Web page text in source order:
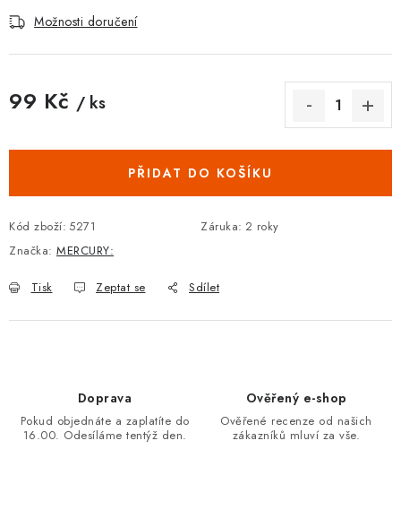
VRÁCENÍ ZBOŽÍ A REKLAMACE
Ochrana osobních údajů
Možnosti doručení
99 Kč / ks
PŘIDAT DO KOŠÍKU
Kód zboží: 5271 Záruka: 2 roky
Značka: MERCURY:
Tisk Zeptat se Sdílet
Doprava
Pokud objednáte a zaplatíte do
16.00. Odesíláme tentýž den.
Ověřený e-shop
Ověřené recenze od našich
zákazníků mluví za vše.